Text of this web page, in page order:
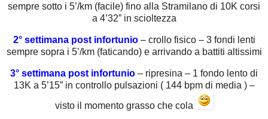
sempre sotto i 5’/km (facile) fino alla Stramilano di 10K corsi
a 4’32” in scioltezza
2° settimana post infortunio– crollo fisico – 3 fondi lenti
sempre sopra i 5’/km (faticando) e arrivando a battiti altissimi
3° settimana post infortunio – ripresina – 1 fondo lento di
13K a 5’15” in controllo pulsazioni ( 144 bpm di media ) –
visto il momento grasso che cola